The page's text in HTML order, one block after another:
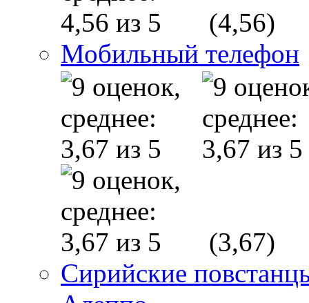
(4,56)
Мобильный телефон
(3,67)
Сирийские